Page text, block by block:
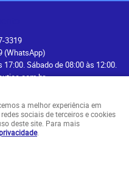
3319
(WhatsApp)
Sábado de 08:00 às 12:00.
476-Pina, Recife -PE
131
a melhor experiência em
sociais de terceiros e cookies
deste site. Para mais
.